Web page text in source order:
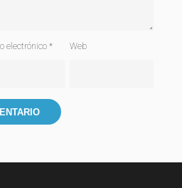
electrónico* Web